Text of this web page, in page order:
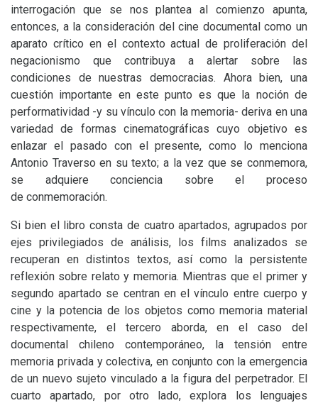
interrogación que se nos plantea al comienzo apunta,
entonces, a la consideración del cine documental como un
aparato crítico en el contexto actual de proliferación del
negacionismo que contribuya a alertar sobre las
condiciones de nuestras democracias. Ahora bien, una
cuestión importante en este punto es que la noción de
performatividad -y su vínculo con la memoria- deriva en una
variedad de formas cinematográficas cuyo objetivo es
enlazar el pasado con el presente, como lo menciona
Antonio Traverso en su texto; a la vez que se conmemora,
se adquiere conciencia sobre el proceso
de conmemoración.
Si bien el libro consta de cuatro apartados, agrupados por
ejes privilegiados de análisis, los films analizados se
recuperan en distintos textos, así como la persistente
reflexión sobre relato y memoria. Mientras que el primer y
segundo apartado se centran en el vínculo entre cuerpo y
cine y la potencia de los objetos como memoria material
respectivamente, el tercero aborda, en el caso del
documental chileno contemporáneo, la tensión entre
memoria privada y colectiva, en conjunto con la emergencia
de un nuevo sujeto vinculado a la figura del perpetrador. El
cuarto apartado, por otro lado, explora los lenguajes